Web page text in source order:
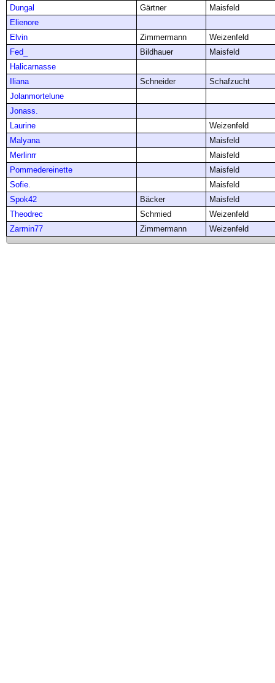
Dungal
Gärtner
Maisfeld
Elienore
Elvin
Zimmermann
Weizenfeld
Fed_
Bildhauer
Maisfeld
Halicarnasse
Iliana
Schneider
Schafzucht
Jolanmortelune
Jonass.
Laurine
Weizenfeld
Malyana
Maisfeld
Merlinrr
Maisfeld
Pommedereinette
Maisfeld
Sofie.
Maisfeld
Spok42
Bäcker
Maisfeld
Theodrec
Schmied
Weizenfeld
Zarmin77
Zimmermann Weizenfeld